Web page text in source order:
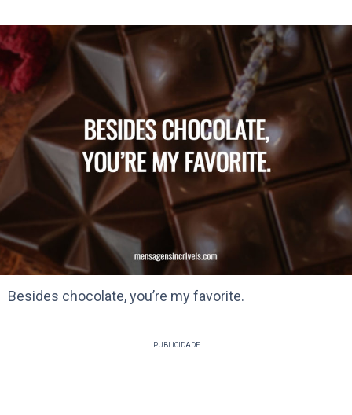
Besides chocolate, you’re my favorite.
PUBLICIDADE